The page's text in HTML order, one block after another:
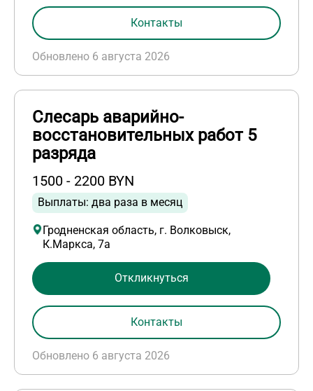
Обновлено 6 августа 2026
Контакты
Слесарь аварийно-
восстановительных работ 5
разряда
1500 - 2200 BYN
Выплаты: два раза в месяц
Гродненская область, г. Волковыск,
К.Маркса, 7а
Обновлено 6 августа 2026
Откликнуться
Контакты